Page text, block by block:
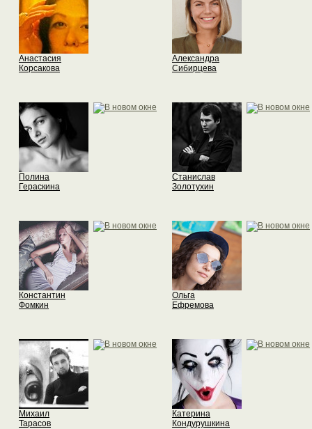
Анастасия
Корсакова
Александра
Сибирцева
Полина
Гераскина
Станислав
Золотухин
Константин
Фомкин
Ольга
Ефремова
Михаил
Тарасов
Катерина
Кондурушкина